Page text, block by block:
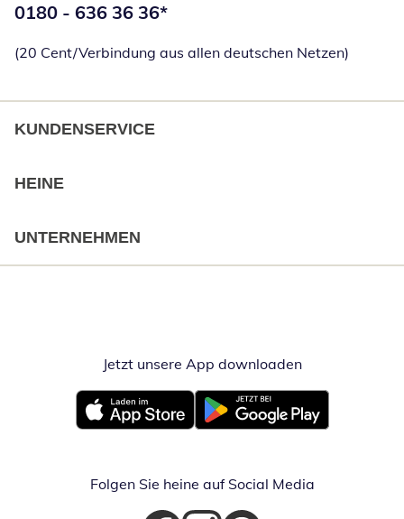
Telefonnummer:
0180 - 636 36 36*
(20 Cent/Verbindung aus allen deutschen Netzen)
KUNDENSERVICE
HEINE
UNTERNEHMEN
Jetzt unsere App downloadenÖffnet in
Öffnet in neuem FensterÖffnet in neuem Fenster
Folgen Sie heine auf Social Media